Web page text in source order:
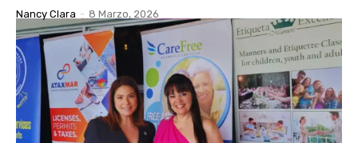
Nancy Clara - 8 Marzo, 2026